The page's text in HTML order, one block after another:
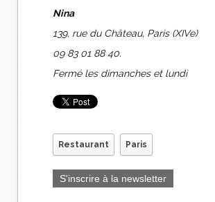
Nina
139, rue du Château, Paris (XIVe)
09 83 01 88 40.
Fermé les dimanches et lundi
Restaurant Paris
S'inscrire à la newsletter